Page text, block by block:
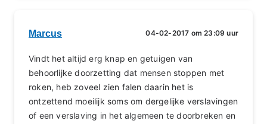
Marcus 04-02-2017 om 23:09 uur
Vindt het altijd erg knap en getuigen van
behoorlijke doorzetting dat mensen stoppen met
roken, heb zoveel zien falen daarin het is
ontzettend moeilijk soms om dergelijke verslavingen
of een verslaving in het algemeen te doorbreken en